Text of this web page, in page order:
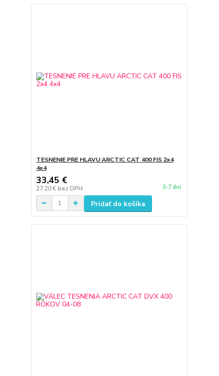
TESNENIE PRE HLAVU ARCTIC CAT 400 FIS 2x4
4x4
33,45 €
27,20 € bez DPH 3-7 dní
Pridať do košíka